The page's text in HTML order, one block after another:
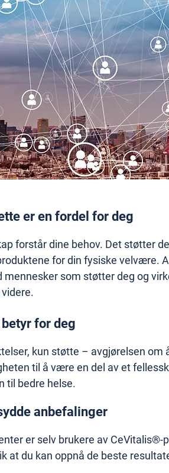
er en fordel for deg
forstår dine behov. Det støtter
for din fysiske velvære.
mennesker som støtter deg og
for deg
kun støtte – avgjørelsen om
til å være en del av et
til bedre helse.
anbefalinger
er selv brukere av CeVitalis®-
at du kan oppnå de beste